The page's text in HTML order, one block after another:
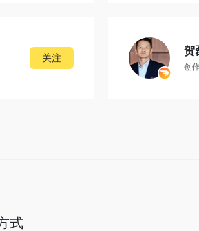
关注
贺
创
式